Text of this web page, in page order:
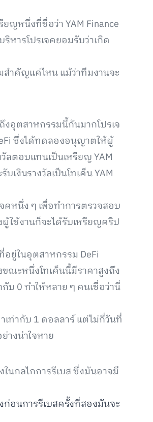
ญหนึ่งที่ชื่อว่า YAM Finance
หารโปรเจคยอมรับว่าเกิด
สำคัญแค่ไหน แม้ว่าทีมงานจะ
งอุตสาหกรรมนี้กันมากโปรเจ
ซึ่งได้ทดลองอนุญาตให้ผู้
ลตอบแทนเป็นเหรียญ YAM
งินรางวัลเป็นโทเค็น YAM
คหนึ่ง ๆ เพื่อทำการตรวจสอบ
ใช้งานก็จะได้รับเหรียญคริป
ยู่ในอุตสาหกรรม DeFi
ขณะหนึ่งโทเค็นนี้มีราคาสูงถึง
บ 0 ทำให้หลาย ๆ คนเชื่อว่านี่
ท่ากับ 1 ดอลลาร์ แต่ไม่กี่วันที่
างน่าใจหาย
นกลไกการรีเบส ซึ่งมันอาจมี
อนการรีเบสครั้งที่สองมันจะ